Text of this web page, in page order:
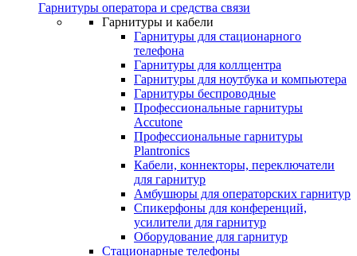
Гарнитуры оператора и средства связи
Гарнитуры и кабели
Гарнитуры для стационарного
телефона
Гарнитуры для коллцентра
Гарнитуры для ноутбука и компьютера
Гарнитуры беспроводные
Профессиональные гарнитуры
Accutone
Профессиональные гарнитуры
Plantronics
Кабели, коннекторы, переключатели
для гарнитур
Амбушюры для операторских гарнитур
Cпикерфоны для конференций,
усилители для гарнитур
Оборудование для гарнитур
Стационарные телефоны